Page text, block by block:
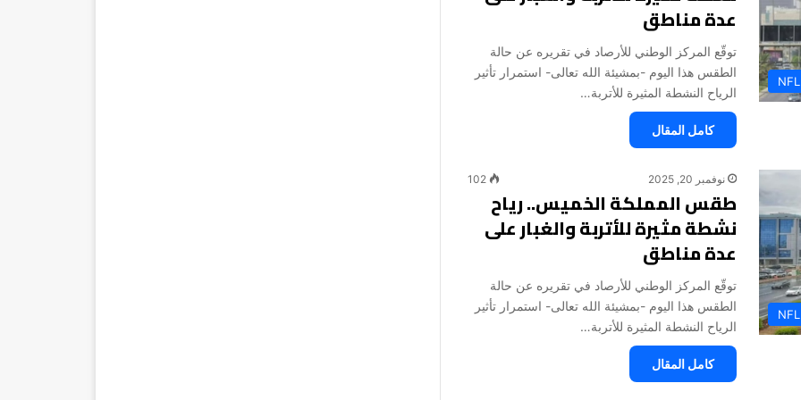
NFL
عدة مناطق
توقّع المركز الوطني للأرصاد في تقريره عن حالة
الطقس هذا اليوم -بمشيئة الله تعالى- استمرار تأثير
الرياح النشطة المثيرة للأتربة…
كامل المقال
NFL
نوفمبر 20, 2025 102
طقس المملكة الخميس.. رياح
نشطة مثيرة للأتربة والغبار على
عدة مناطق
توقّع المركز الوطني للأرصاد في تقريره عن حالة
الطقس هذا اليوم -بمشيئة الله تعالى- استمرار تأثير
الرياح النشطة المثيرة للأتربة…
كامل المقال